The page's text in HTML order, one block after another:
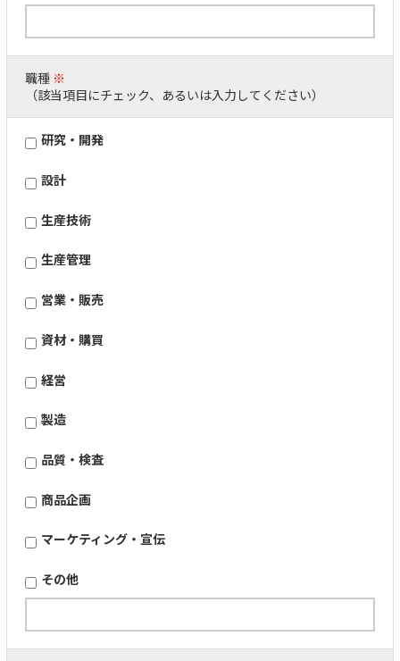
職種 ※
（該当項目にチェック、あるいは入力してください）
研究・開発
設計
生産技術
生産管理
営業・販売
資材・購買
経営
製造
品質・検査
商品企画
マーケティング・宣伝
その他